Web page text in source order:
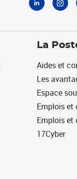
La
Aides et
Les
Espace
Emplois et
Emplois et
17Cyber